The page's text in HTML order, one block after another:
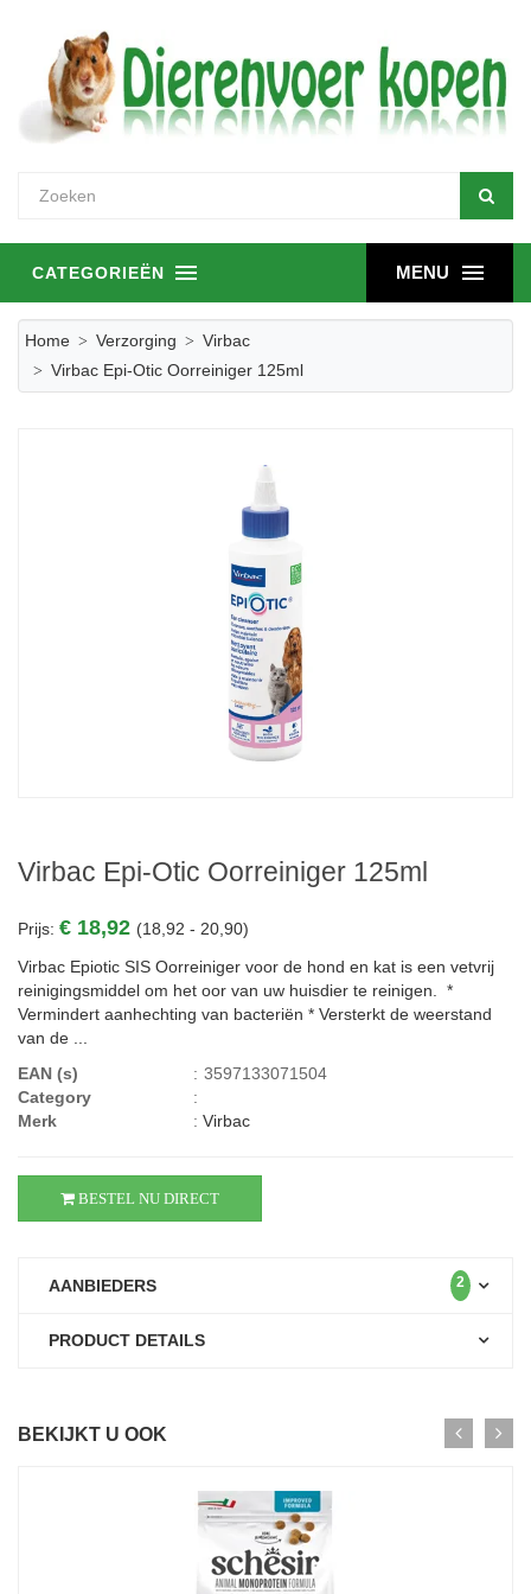
MENU
CATEGORIEËN
Home Verzorging
Virbac
Virbac Epi-Otic Oorreiniger 125ml
Virbac Epi-Otic Oorreiniger 125ml
Prijs: € 18,92 (18,92 - 20,90)
Virbac Epiotic SIS Oorreiniger voor de hond en kat is een vetvrij
reinigingsmiddel om het oor van uw huisdier te reinigen. *
Vermindert aanhechting van bacteriën * Versterkt de weerstand
van de ...
EAN (s)
: 3597133071504
Category
:
Merk
: Virbac
BESTEL NU DIRECT
AANBIEDERS 2
PRODUCT DETAILS
BEKIJKT U OOK